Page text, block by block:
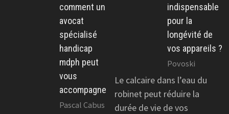
comment un
avocat
spécialisé
handicap
mdph peut
vous
accompagne
Pascal Cabus
indispensable
pour la
longévité de
vos appareils ?
Povoski
Le calcaire dans l’eau du
robinet peut réduire la
durée de vie de vos